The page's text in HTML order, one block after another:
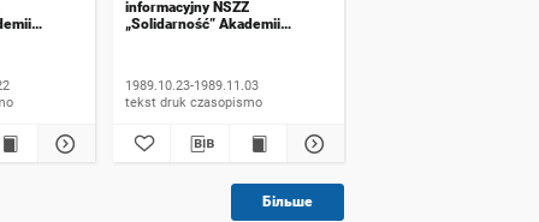
informacyjny NSZZ
„Solidarność” Akademii
1989.10.23-1989.11.03
tekst druk czasopismo
Більше